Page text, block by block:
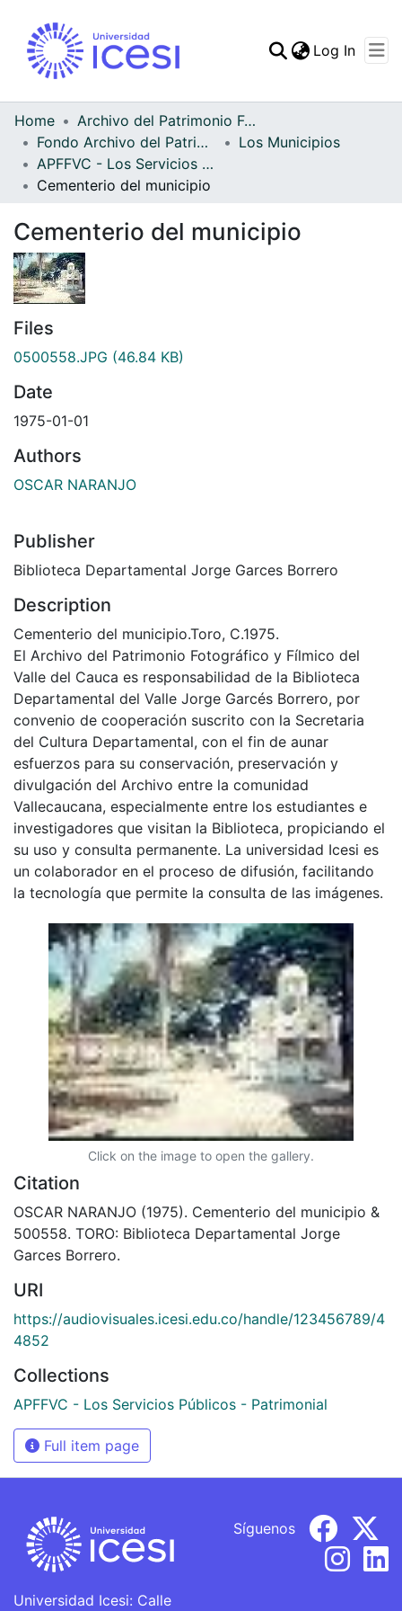
Statistics
Log In
Home
Archivo del Patrimonio Fotográfico y Fílmico del Valle del Cauca
Fondo Archivo del Patrimonio Fotográfico y Fílmico del Valle del Cauca
Los Municipios
APFFVC - Los Servicios Públicos - Patrimonial
Cementerio del municipio
Cementerio del municipio
Files
0500558.JPG (46.84 KB)
Date
1975-01-01
Authors
OSCAR NARANJO
Publisher
Biblioteca Departamental Jorge Garces Borrero
Description
Cementerio del municipio.Toro, C.1975.
El Archivo del Patrimonio Fotográfico y Fílmico del
Valle del Cauca es responsabilidad de la Biblioteca
Departamental del Valle Jorge Garcés Borrero, por
convenio de cooperación suscrito con la Secretaria
del Cultura Departamental, con el fin de aunar
esfuerzos para su conservación, preservación y
divulgación del Archivo entre la comunidad
Vallecaucana, especialmente entre los estudiantes e
investigadores que visitan la Biblioteca, propiciando el
su uso y consulta permanente. La universidad Icesi es
un colaborador en el proceso de difusión, facilitando
la tecnología que permite la consulta de las imágenes.
Click on the image to open the gallery.
Citation
OSCAR NARANJO (1975). Cementerio del municipio &
500558. TORO: Biblioteca Departamental Jorge
Garces Borrero.
URI
https://audiovisuales.icesi.edu.co/handle/123456789/4
4852
Collections
APFFVC - Los Servicios Públicos - Patrimonial
Full item page
Universidad Icesi: Calle
Síguenos